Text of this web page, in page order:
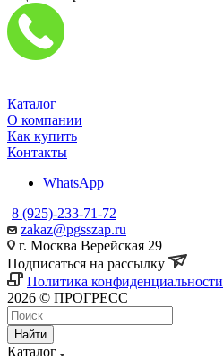
Каталог
О компании
Как купить
Контакты
WhatsApp
8 (925)-233-71-72
zakaz@pgsszap.ru
г. Москва Верейская 29
Подписаться на рассылку
Политика конфиденциальности
2026 © ПРОГРЕСС
Найти
Каталог